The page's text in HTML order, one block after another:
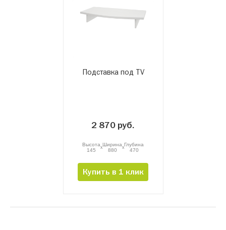
Подставка под TV
2 870 руб.
Высота
145
xШирина
880
xГлубина
470
Купить в 1 клик